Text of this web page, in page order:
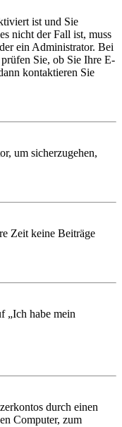
ist und Sie
nicht der Fall ist, muss
ein Administrator. Bei
Sie, ob Sie Ihre E-
kontaktieren Sie
um sicherzugehen,
Zeit keine Beiträge
„Ich habe mein
durch einen
Computer, zum